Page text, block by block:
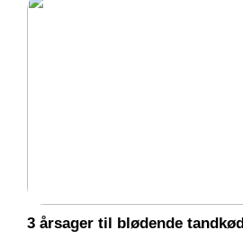
3 årsager til blødende tandkød